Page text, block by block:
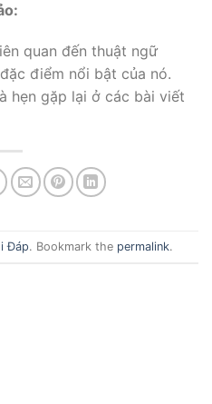
quan đến thuật ngữ
điểm nổi bật của nó.
hẹn gặp lại ở các bài viết
Đáp. Bookmark the permalink.